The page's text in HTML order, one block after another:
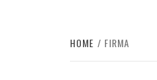
HOME FIRMA